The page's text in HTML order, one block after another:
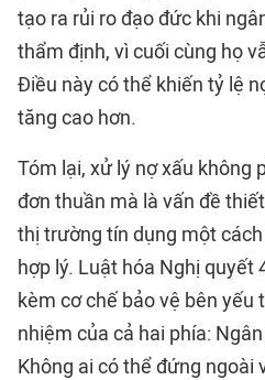
tạo ra rủi ro đạo đức khi
thẩm định, vì cuối cùng họ
Điều này có thể khiến tỷ lệ
tăng cao hơn.
Tóm lại, xử lý nợ xấu không
đơn thuần mà là vấn đề
thị trường tín dụng một
hợp lý. Luật hóa Nghị quyết
kèm cơ chế bảo vệ bên yếu
nhiệm của cả hai phía:
Không ai có thể đứng ngoài